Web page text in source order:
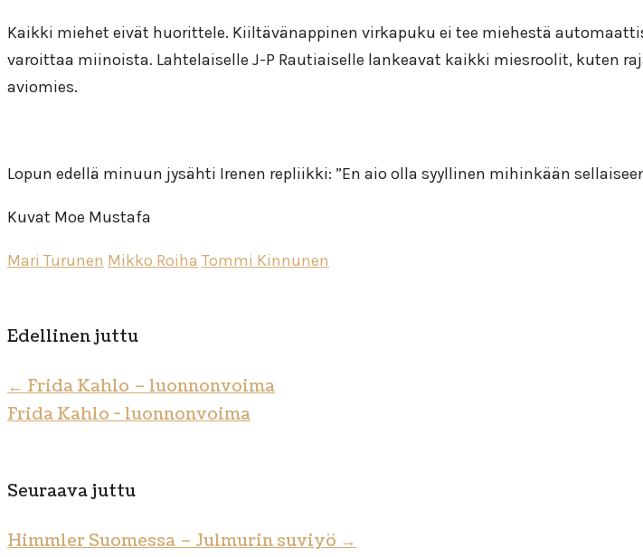
Kaikki miehet eivät huorittele. Kiiltävänappinen virkapuku ei tee miehestä
varoittaa miinoista. Lahtelaiselle J-P Rautiaiselle lankeavat kaikki miesroolit, kuten
aviomies.
Lopun edellä minuun jysähti Irenen repliikki: ”En aio olla syyllinen mihinkään
Kuvat Moe Mustafa
Mari Turunen Mikko Roiha Tommi Kinnunen
Edellinen juttu
← Frida Kahlo – luonnonvoima
Frida Kahlo - luonnonvoima
Seuraava juttu
Himmler Suomessa – Julmurin suviyö →